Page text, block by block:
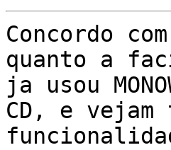
Concordo
quanto a
ja usou
CD, e vejam